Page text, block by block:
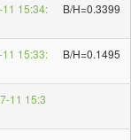
15:34:
B/H=0.3399
15:33:
B/H=0.1495
11 15:3